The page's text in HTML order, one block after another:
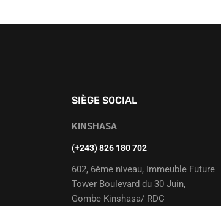
SIÈGE SOCIAL
KINSHASA
(+243) 826 180 702
602, 6ème niveau, Immeuble Future
Tower Boulevard du 30 Juin,
Gombe Kinshasa/ RDC